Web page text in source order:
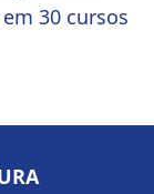
30 cursos